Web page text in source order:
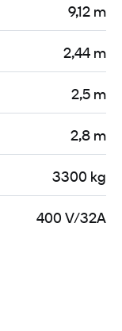
9,12 m
2,44 m
2,5 m
2,8 m
3300 kg
400 V/32A